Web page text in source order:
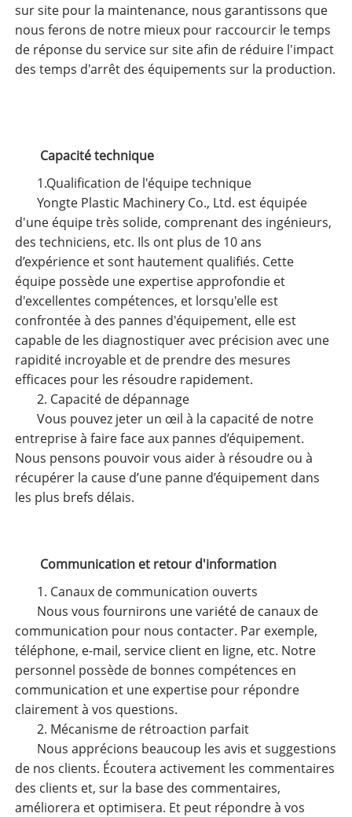
sur site pour la maintenance, nous garantissons que
nous ferons de notre mieux pour raccourcir le temps
de réponse du service sur site afin de réduire l'impact
des temps d'arrêt des équipements sur la production.
Capacité technique
1.Qualification de l'équipe technique
Yongte Plastic Machinery Co., Ltd. est équipée
d'une équipe très solide, comprenant des ingénieurs,
des techniciens, etc. Ils ont plus de 10 ans
d’expérience et sont hautement qualifiés. Cette
équipe possède une expertise approfondie et
d'excellentes compétences, et lorsqu'elle est
confrontée à des pannes d'équipement, elle est
capable de les diagnostiquer avec précision avec une
rapidité incroyable et de prendre des mesures
efficaces pour les résoudre rapidement.
2. Capacité de dépannage
Vous pouvez jeter un œil à la capacité de notre
entreprise à faire face aux pannes d’équipement.
Nous pensons pouvoir vous aider à résoudre ou à
récupérer la cause d’une panne d’équipement dans
les plus brefs délais.
Communication et retour d'information
1. Canaux de communication ouverts
Nous vous fournirons une variété de canaux de
communication pour nous contacter. Par exemple,
téléphone, e-mail, service client en ligne, etc. Notre
personnel possède de bonnes compétences en
communication et une expertise pour répondre
clairement à vos questions.
2. Mécanisme de rétroaction parfait
Nous apprécions beaucoup les avis et suggestions
de nos clients. Écoutera activement les commentaires
des clients et, sur la base des commentaires,
améliorera et optimisera. Et peut répondre à vos